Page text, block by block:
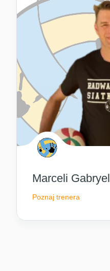
Marceli Gabryel
Poznaj trenera